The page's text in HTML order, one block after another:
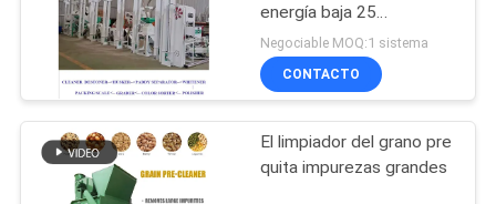
energía baja 25
completamente
automática
Negociable MOQ:1 sistema
CONTACTO
El limpiador del grano pre
quita impurezas grandes